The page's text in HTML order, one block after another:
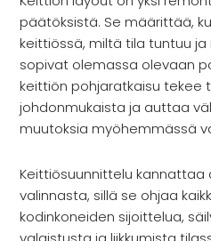
€
päätöksistä. Se määrittää,
keittiössä, miltä tila tuntuu
sopivat olemassa olevaan
keittiön pohjaratkaisu tekee
johdonmukaista ja auttaa
muutoksia myöhemmässä
Keittiösuunnittelu kannattaa
valinnasta, sillä se ohjaa
kodinkoneiden sijoittelua,